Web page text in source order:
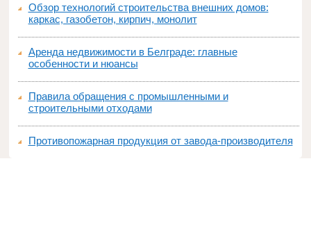
Обзор технологий строительства внешних домов:
каркас, газобетон, кирпич, монолит
Аренда недвижимости в Белграде: главные
особенности и нюансы
Правила обращения с промышленными и
строительными отходами
Противопожарная продукция от завода-производителя